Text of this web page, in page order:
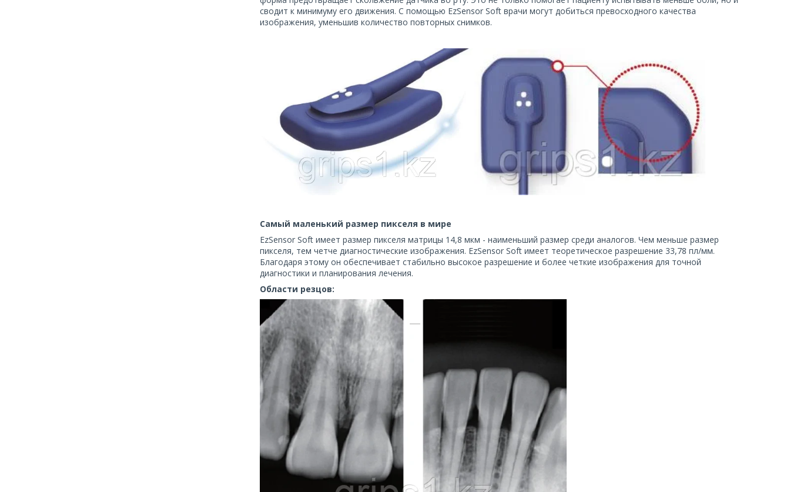
сводит к минимуму его движения. С помощью EzSensor Soft врачи могут добиться превосходного качества
изображения, уменьшив количество повторных снимков.
Самый маленький размер пикселя в мире
EzSensor Soft имеет размер пикселя матрицы 14,8 мкм - наименьший размер среди аналогов. Чем меньше размер
пикселя, тем четче диагностические изображения. EzSensor Soft имеет теоретическое разрешение 33,78 пл/мм.
Благодаря этому он обеспечивает стабильно высокое разрешение и более четкие изображения для точной
диагностики и планирования лечения.
Области резцов: